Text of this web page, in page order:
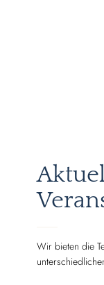
Wir bieten die